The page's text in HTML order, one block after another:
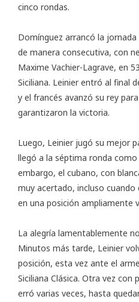
cinco rondas.
Domínguez arrancó la
de manera consecutiva, con
Maxime Vachier-Lagrave, en
Siciliana. Leinier entró al final
y el francés avanzó su rey
garantizaron la victoria.
Luego, Leinier jugó su mejor
llegó a la séptima ronda
embargo, el cubano, con
muy acertado, incluso
en una posición ampliamente
La alegría lamentablemente
Minutos más tarde, Leinier
posición, esta vez ante el
Siciliana Clásica. Otra vez con
erró varias veces, hasta